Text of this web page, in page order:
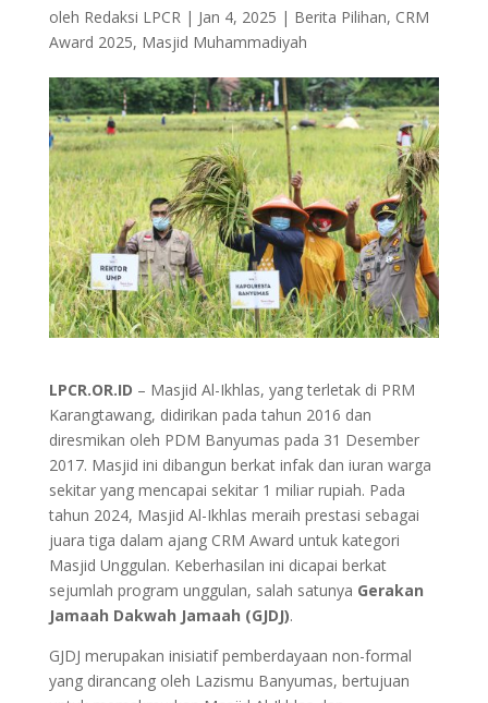
oleh Redaksi LPCR| Jan 4, 2025 | Berita Pilihan, CRM
Award 2025, Masjid Muhammadiyah
LPCR.OR.ID – Masjid Al-Ikhlas, yang terletak di PRM
Karangtawang, didirikan pada tahun 2016 dan
diresmikan oleh PDM Banyumas pada 31 Desember
2017. Masjid ini dibangun berkat infak dan iuran warga
sekitar yang mencapai sekitar 1 miliar rupiah. Pada
tahun 2024, Masjid Al-Ikhlas meraih prestasi sebagai
juara tiga dalam ajang CRM Award untuk kategori
Masjid Unggulan. Keberhasilan ini dicapai berkat
sejumlah program unggulan, salah satunya Gerakan
Jamaah Dakwah Jamaah (GJDJ).
GJDJ merupakan inisiatif pemberdayaan non-formal
yang dirancang oleh Lazismu Banyumas, bertujuan